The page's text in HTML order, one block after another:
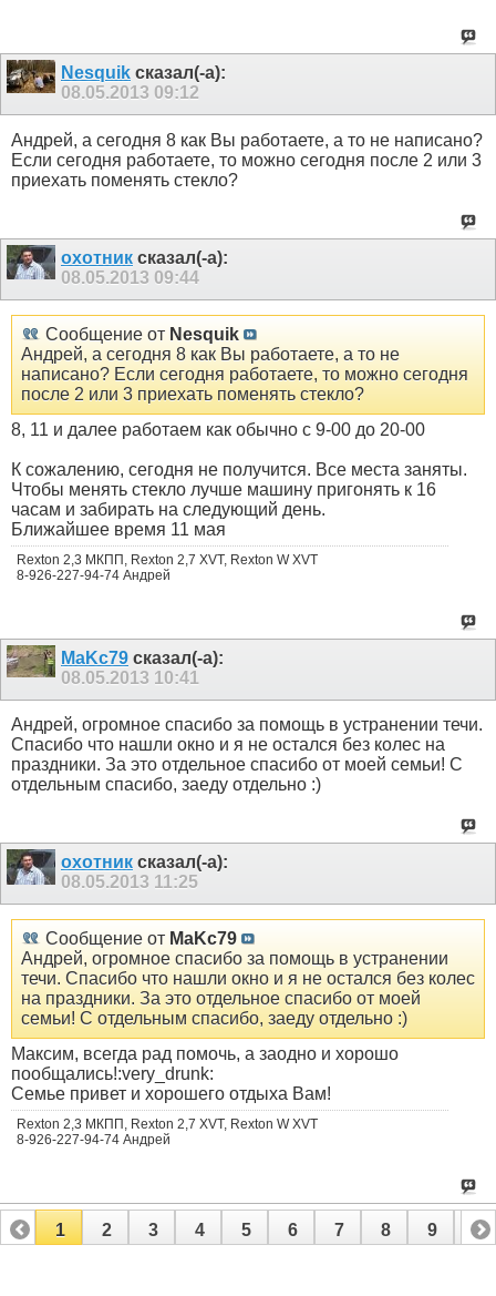
Nesquik сказал(-а):
08.05.2013 09:12
Андрей, а сегодня 8 как Вы работаете, а то не написано?
Если сегодня работаете, то можно сегодня после 2 или 3
приехать поменять стекло?
охотник сказал(-а):
08.05.2013 09:44
Сообщение от Nesquik
Андрей, а сегодня 8 как Вы работаете, а то не
написано? Если сегодня работаете, то можно сегодня
после 2 или 3 приехать поменять стекло?
8, 11 и далее работаем как обычно с 9-00 до 20-00
К сожалению, сегодня не получится. Все места заняты.
Чтобы менять стекло лучше машину пригонять к 16
часам и забирать на следующий день.
Ближайшее время 11 мая
Rexton 2,3 МКПП, Rexton 2,7 XVT, Rexton W XVT
8-926-227-94-74 Андрей
MaKc79 сказал(-а):
08.05.2013 10:41
Андрей, огромное спасибо за помощь в устранении течи.
Спасибо что нашли окно и я не остался без колес на
праздники. За это отдельное спасибо от моей семьи! С
отдельным спасибо, заеду отдельно :)
охотник сказал(-а):
08.05.2013 11:25
Сообщение от MaKc79
Андрей, огромное спасибо за помощь в устранении
течи. Спасибо что нашли окно и я не остался без колес
на праздники. За это отдельное спасибо от моей
семьи! С отдельным спасибо, заеду отдельно :)
Максим, всегда рад помочь, а заодно и хорошо
пообщались!:very_drunk:
Семье привет и хорошего отдыха Вам!
Rexton 2,3 МКПП, Rexton 2,7 XVT, Rexton W XVT
8-926-227-94-74 Андрей
1 2 3 4 5 6 7 8 9 10